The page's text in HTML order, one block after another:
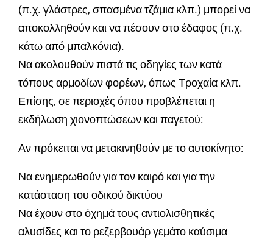
(π.χ. γλάστρες, σπασμένα τζάμια κλπ.) μπορεί να
αποκολληθούν και να πέσουν στο έδαφος (π.χ.
κάτω από μπαλκόνια).
Να ακολουθούν πιστά τις οδηγίες των κατά
τόπους αρμοδίων φορέων, όπως Τροχαία κλπ.
Επίσης, σε περιοχές όπου προβλέπεται η
εκδήλωση χιονοπτώσεων και παγετού:
Αν πρόκειται να μετακινηθούν με το αυτοκίνητο:
Να ενημερωθούν για τον καιρό και για την
κατάσταση του οδικού δικτύου
Να έχουν στο όχημά τους αντιολισθητικές
αλυσίδες και το ρεζερβουάρ γεμάτο καύσιμα